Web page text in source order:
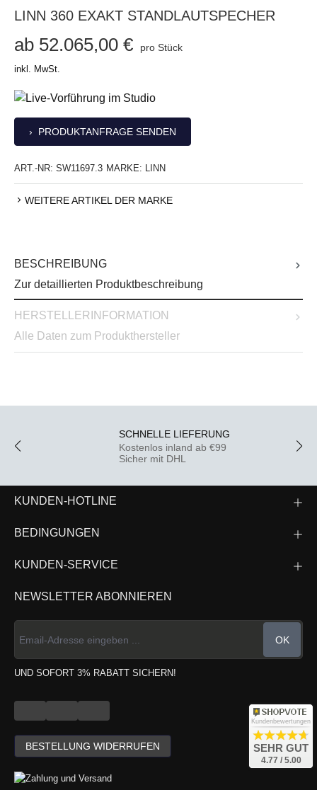
LINN 360 EXAKT STANDLAUTSPECHER
ab 52.065,00 € pro Stück
inkl. MwSt.
› PRODUKTANFRAGE SENDEN
ART.-NR: SW11697.3 MARKE: LINN
WEITERE ARTIKEL DER MARKE
BESCHREIBUNG
Zur detaillierten Produktbeschreibung
HERSTELLERINFORMATION
Alle Daten zum Produkthersteller
SCHNELLE LIEFERUNG
Kostenlos inland ab €99
Sicher mit DHL
KUNDEN-HOTLINE
BEDINGUNGEN
KUNDEN-SERVICE
NEWSLETTER ABONNIEREN
OK
UND SOFORT 3% RABATT SICHERN!
BESTELLUNG WIDERRUFEN
Kundenbewertungen
SEHR GUT
4.77 / 5.00